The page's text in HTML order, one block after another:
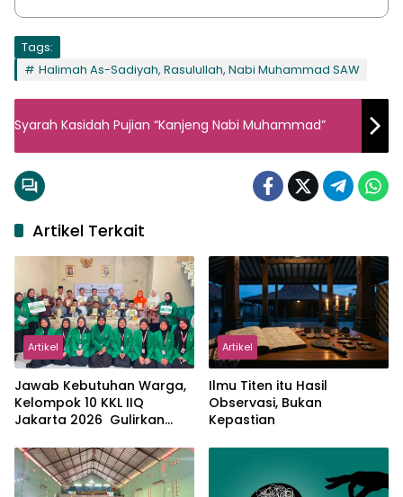
Tags:
Halimah As-Sadiyah, Rasulullah, Nabi Muhammad SAW
Syarah Kasidah Pujian “Kanjeng Nabi Muhammad”
Artikel Terkait
Artikel
Jawab Kebutuhan Warga,
Kelompok 10 KKL IIQ
Jakarta 2026 Gulirkan
Sukamanah
Artikel
Ilmu Titen itu Hasil
Observasi, Bukan
Kepastian